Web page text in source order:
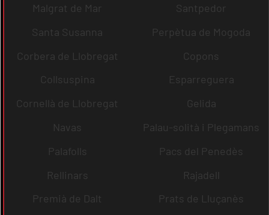
Malgrat de Mar
Santpedor
Santa Susanna
Perpètua de Mogoda
Corbera de Llobregat
Copons
Collsuspina
Esparreguera
Cornellà de Llobregat
Gelida
Navas
Palau-solità i Plegamans
Palafolls
Pacs del Penedès
Rellinars
Rajadell
Premià de Dalt
Prats de Lluçanès